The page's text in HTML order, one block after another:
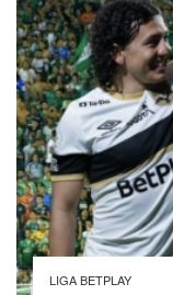
LIGA BETPLAY